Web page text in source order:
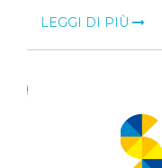
LEGGI DI PIÙ